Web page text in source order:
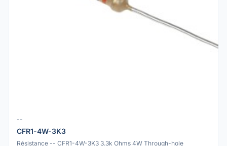
--
CFR1-4W-3K3
Résistance -- CFR1-4W-3K3 3.3k Ohms 4W Through-hole